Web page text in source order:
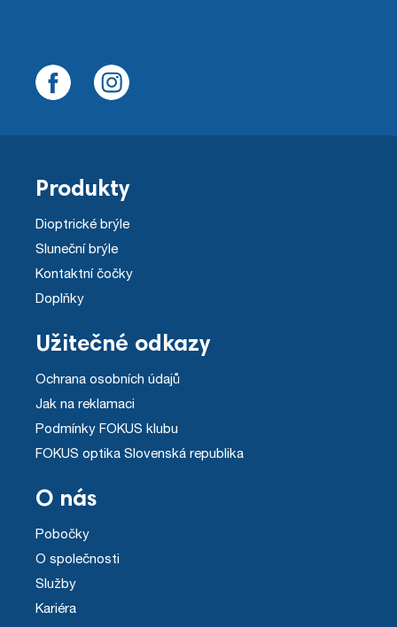
Produkty
Dioptrické brýle
Sluneční brýle
Kontaktní čočky
Doplňky
Užitečné odkazy
Ochrana osobních údajů
Jak na reklamaci
Podmínky FOKUS klubu
FOKUS optika Slovenská republika
O nás
Pobočky
O společnosti
Služby
Kariéra